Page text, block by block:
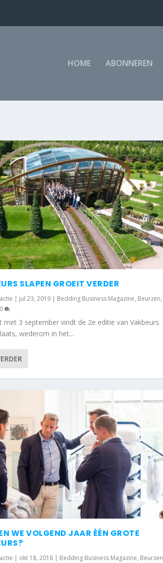
HOME ABONNEREN
SLAPEN GROEIT VERDER
| jul 23, 2019| Bedding Business Magazine, Beurzen,
0
met 3 september vindt de 2e editie van Vakbeurs
wederom in het...
WE VOLGEND JAAR ÉÉN GROTE
| okt 18, 2018| Bedding Business Magazine, Beurzen